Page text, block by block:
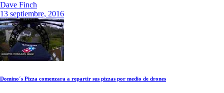
Dave Finch
13 septiembre, 2016
Domino´s Pizza comenzara a repartir sus pizzas por medio de drones